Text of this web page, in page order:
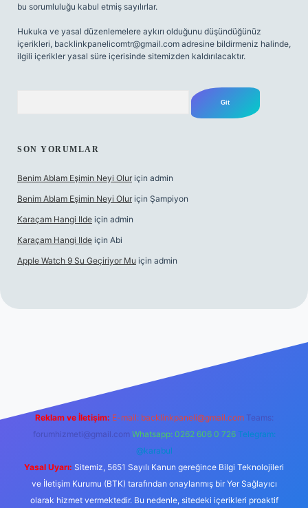
bu sorumluluğu kabul etmiş sayılırlar.
Hukuka ve yasal düzenlemelere aykırı olduğunu düşündüğünüz
içerikleri, backlinkpanelicomtr@gmail.com adresine bildirmeniz halinde,
ilgili içerikler yasal süre içerisinde sitemizden kaldırılacaktır.
SON YORUMLAR
Benim Ablam Eşimin Neyi Olur için admin
Benim Ablam Eşimin Neyi Olur için Şampiyon
Karaçam Hangi Ilde için admin
Karaçam Hangi Ilde için Abi
Apple Watch 9 Su Geçiriyor Mu için admin
Reklam ve İletişim: E-mail: backlinkpaneli@gmail.com Teams:
forumhizmeti@gmail.com Whatsapp: 0262 606 0 726 Telegram:
@karabul
Yasal Uyarı: Sitemiz, 5651 Sayılı Kanun gereğince Bilgi Teknolojileri
ve İletişim Kurumu (BTK) tarafından onaylanmış bir Yer Sağlayıcı
olarak hizmet vermektedir. Bu nedenle, sitedeki içerikleri proaktif